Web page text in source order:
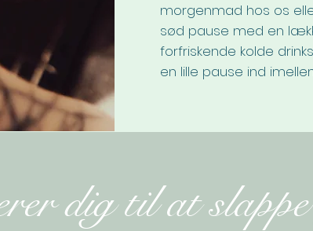
morgenmad hos os
sød pause med en
forfriskende kolde
en lille pause ind
dig til at